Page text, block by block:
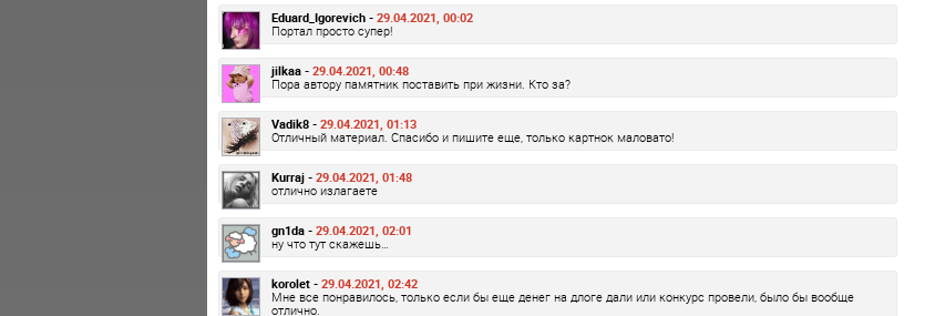
Eduard_Igorevich - 29.04.2021, 00:02
Портал просто супер!
jilkaa - 29.04.2021, 00:48
Пора автору памятник поставить при жизни. Кто за?
Vadik8 - 29.04.2021, 01:13
Отличный материал. Спасибо и пишите еще, только картнок маловато!
Kurraj - 29.04.2021, 01:48
отлично излагаете
gn1da - 29.04.2021, 02:01
ну что тут скажешь…
korolet - 29.04.2021, 02:42
Мне все понравилось, только если бы еще денег на длоге дали или конкурс провели, было бы вообще
отлично.